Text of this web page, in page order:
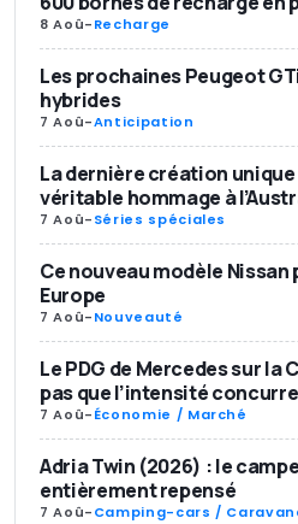
8 Aoû-Recharge
Les prochaines Peugeot
hybrides
7 Aoû-Anticipation
La dernière création
véritable hommage à
7 Aoû-Séries spéciales
Ce nouveau modèle
Europe
7 Aoû-Nouveauté
Le PDG de Mercedes sur la
pas que l’intensité
7 Aoû-Économie / Marché
Adria Twin (2026) : le
entièrement repensé
7 Aoû-Camping-cars /